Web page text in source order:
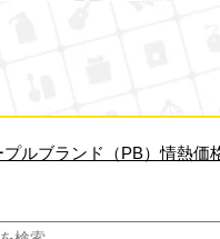
殿堂 ドン・キホーテ
プルブランド（PB）情熱価